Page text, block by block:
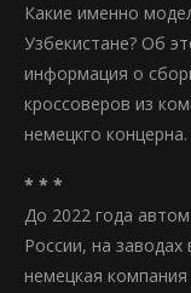
Какие именно
Узбекистане? Об
информация о
кроссоверов из
немецкго концерна.
* * *
До 2022 года
России, на
немецкая